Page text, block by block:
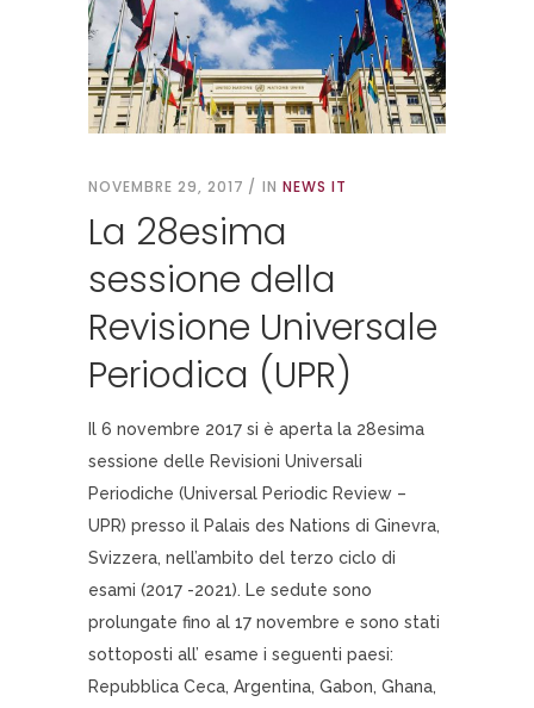
NOVEMBRE 29, 2017 IN NEWS IT
La 28esima
sessione della
Revisione Universale
Periodica (UPR)
Il 6 novembre 2017 si è aperta la 28esima
sessione delle Revisioni Universali
Periodiche (Universal Periodic Review –
UPR) presso il Palais des Nations di Ginevra,
Svizzera, nell’ambito del terzo ciclo di
esami (2017 -2021). Le sedute sono
prolungate fino al 17 novembre e sono stati
sottoposti all’ esame i seguenti paesi:
Repubblica Ceca, Argentina, Gabon, Ghana,